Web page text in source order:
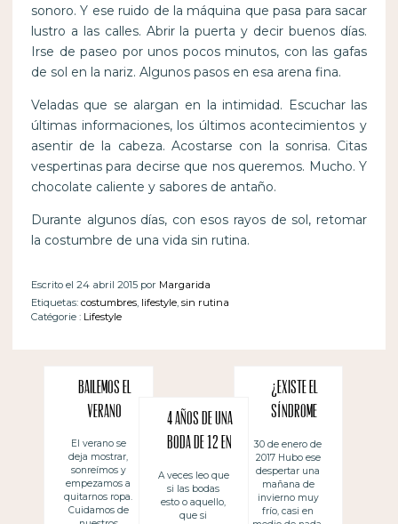
sonoro. Y ese ruido de la máquina que pasa para sacar
lustro a las calles. Abrir la puerta y decir buenos días.
Irse de paseo por unos pocos minutos, con las gafas
de sol en la nariz. Algunos pasos en esa arena fina.
Veladas que se alargan en la intimidad. Escuchar las
últimas informaciones, los últimos acontecimientos y
asentir de la cabeza. Acostarse con la sonrisa. Citas
vespertinas para decirse que nos queremos. Mucho. Y
chocolate caliente y sabores de antaño.
Durante algunos días, con esos rayos de sol, retomar
la costumbre de una vida sin rutina.
Escrito el 24 abril 2015 por Margarida
Etiquetas: costumbres, lifestyle, sin rutina
Catégorie : Lifestyle
Bailemos el
verano
El verano se
deja mostrar,
sonreímos y
empezamos a
quitarnos ropa.
Cuidamos de
4 años de una
boda de 12 en
Menorca
A veces leo que
si las bodas
esto o aquello,
que si
¿Existe el
síndrome
postconstru
cción?
30 de enero de
2017 Hubo ese
despertar una
mañana de
invierno muy
frío, casi en